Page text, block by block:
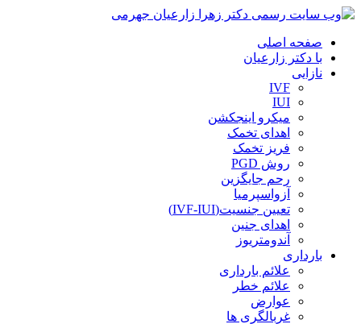
صفحه اصلی
با دکتر زارعیان
نازایی
IVF
IUI
میکرو اینجکشن
اهدای تخمک
فریز تخمک
روش PGD
رحم جایگزین
آزواسپرمیا
تعیین جنسیت(IVF-IUI)
اهدای جنین
آندومتریوز
بارداری
علائم بارداری
علائم خطر
عوارض
غربالگری ها